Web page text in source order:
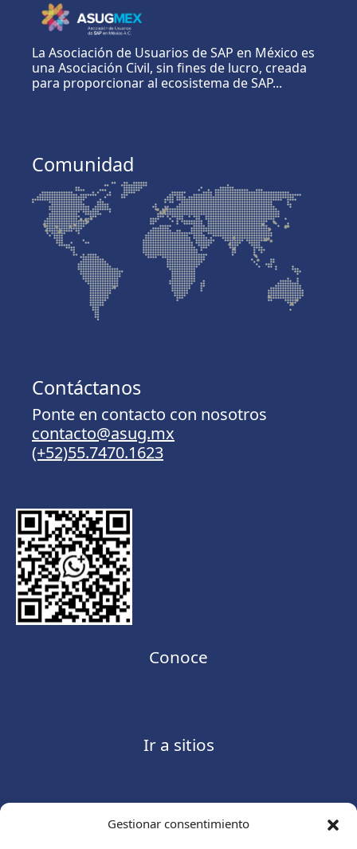
Gestionar consentimiento
La Asociación de Usuarios de SAP en México es
una Asociación Civil, sin fines de lucro, creada
para proporcionar al ecosistema de SAP...
Comunidad
Contáctanos
Ponte en contacto con nosotros
contacto@asug.mx
(+52)55.7470.1623
Conoce
Ir a sitios
Contáctanos